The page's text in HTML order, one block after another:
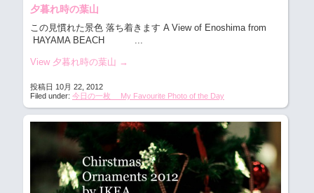
夕暮れ時の葉山
この見慣れた景色 落ち着きます A View of Enoshima from
HAYAMA BEACH
...
View 夕暮れ時の葉山 →
投稿日 10月 22, 2012
Filed under: 今日の一枚 My Favourite Photo of the Day